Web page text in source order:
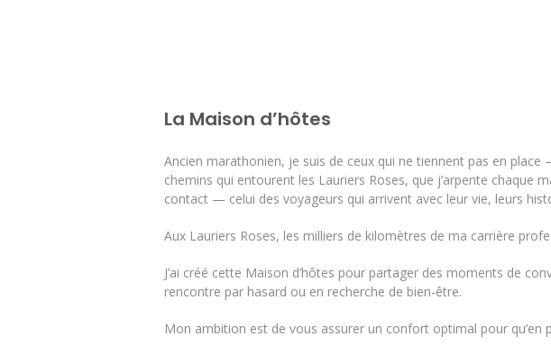
La Maison d’hôtes
Ancien marathonien, je suis de ceux qui ne tiennent pas en
chemins qui entourent les Lauriers Roses, que j’arpente chaque
contact — celui des voyageurs qui arrivent avec leur vie, leurs
Aux Lauriers Roses, les milliers de kilomètres de ma carrière
J’ai créé cette Maison d’hôtes pour partager des moments de
rencontre par hasard ou en recherche de bien-être.
Mon ambition est de vous assurer un confort optimal pour